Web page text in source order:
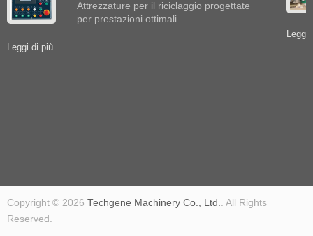
Attrezzature per il riciclaggio progettate
per prestazioni ottimali
Leggi di più
Leggi
Copyright © 2026 Techgene Machinery Co., Ltd.. All Rights
Reserved.